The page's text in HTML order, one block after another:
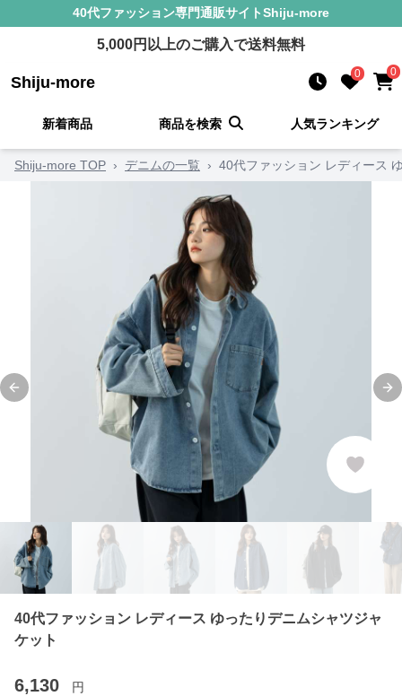
40代ファッション専門通販サイトShiju-more
5,000円以上のご購入で送料無料
Shiju-more 0 0
新着商品 商品を検索 人気ランキング
Shiju-more TOP › デニムの一覧 › 40代ファッション レディース
Previous slide
40代ファッション レディース ゆったりデニムシャツジャ
ケット
6,130 円